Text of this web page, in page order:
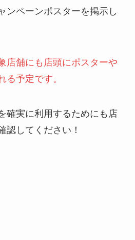
ンペーンポスターを掲示し
店舗にも店頭にポスターや
る予定です。
確実に利用するためにも店
認してください！